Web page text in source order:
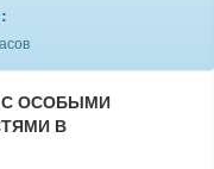
С ОСОБЫМИ
В